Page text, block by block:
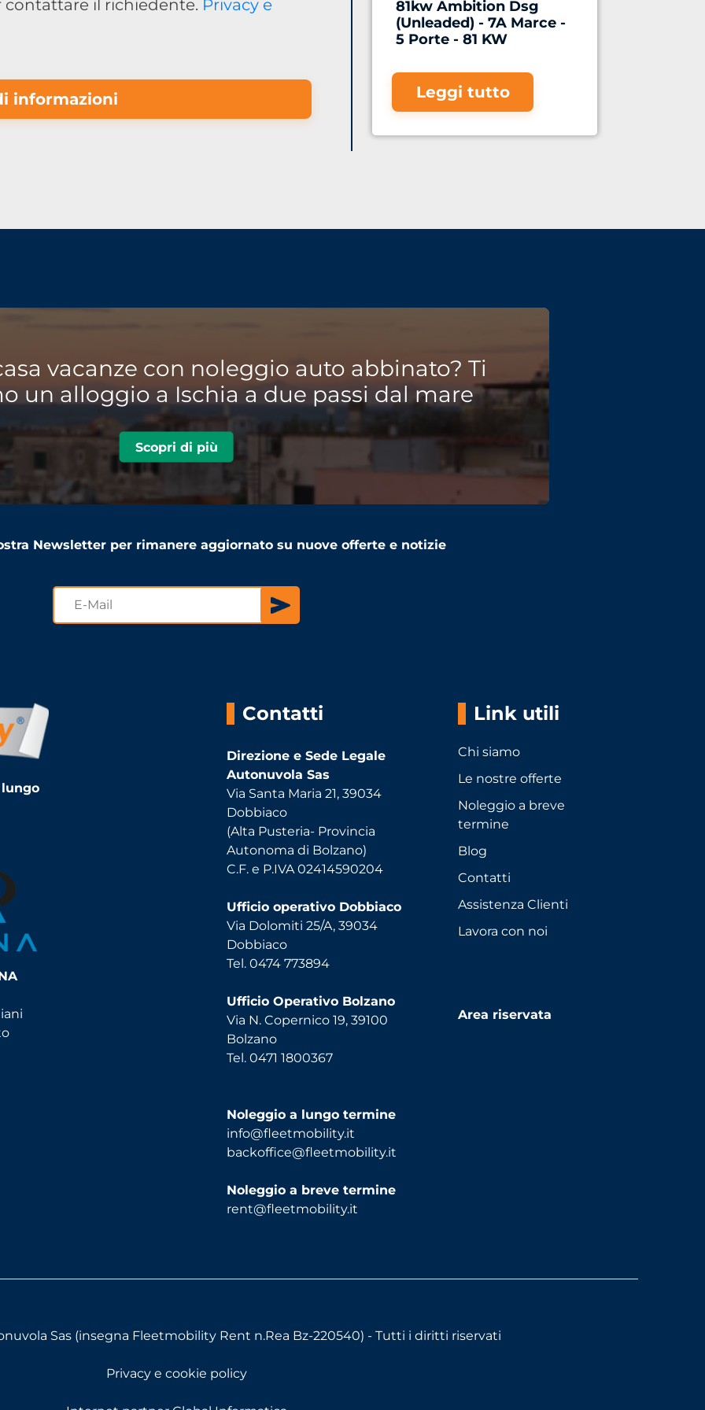
contattare il richiedente. Privacy e
informazioni
81kw Ambition Dsg
(Unleaded) - 7A Marce -
5 Porte - 81 KW
Leggi tutto
vacanze con noleggio auto abbinato? Ti
un alloggio a Ischia a due passi dal mare
Scopri di più
Newsletter per rimanere aggiornato su nuove offerte e notizie
Contatti
Direzione e Sede Legale
Autonuvola Sas
Via Santa Maria 21, 39034
Dobbiaco
(Alta Pusteria- Provincia
Autonoma di Bolzano)
C.F. e P.IVA 02414590204
Ufficio operativo Dobbiaco
Via Dolomiti 25/A, 39034
Dobbiaco
Tel. 0474 773894
Ufficio Operativo Bolzano
Via N. Copernico 19, 39100
Bolzano
Tel. 0471 1800367
Noleggio a lungo termine
info@fleetmobility.it
backoffice@fleetmobility.it
Noleggio a breve termine
rent@fleetmobility.it
Link utili
Chi siamo
Le nostre offerte
Noleggio a breve
termine
Blog
Contatti
Assistenza Clienti
Lavora con noi
Area riservata
Sas (insegna Fleetmobility Rent n.Rea Bz-220540) - Tutti i diritti riservati
Privacy e cookie policy